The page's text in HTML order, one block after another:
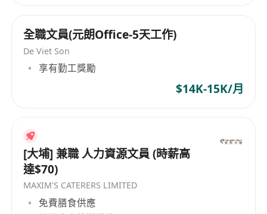
全職文員(元朗Office-5天工作)
De Viet Son
享有勤工獎勵
$14K-15K/月
[大埔] 兼職 人力資源文員 (時薪高
達$70)
MAXIM'S CATERERS LIMITED
免費膳食供應